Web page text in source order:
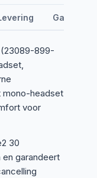
Garantie
(23089-899-
mono-headset
voor
30
garandeert